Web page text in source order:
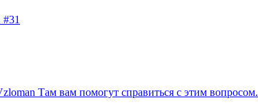
Там вам помогут справиться с этим вопросом.